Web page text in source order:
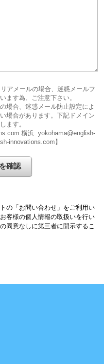
アメールの場合、迷惑メールフ
ます為、ご注意下さい。
場合、迷惑メール防止設定によ
場合があります。下記ドメイン
ます。
横浜: yokohama@english-
innovations.com】
の「お問い合わせ」をご利用い
客様の個人情報の取扱いを行い
同意なしに第三者に開示するこ